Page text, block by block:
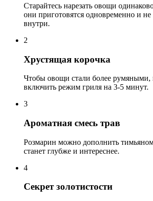
Старайтесь нарезать овощи
они приготовятся одновременно и
внутри.
2
Хрустящая корочка
Чтобы овощи стали более
включить режим гриля на 3-5 минут.
3
Ароматная смесь трав
Розмарин можно дополнить
станет глубже и интереснее.
4
Секрет золотистости